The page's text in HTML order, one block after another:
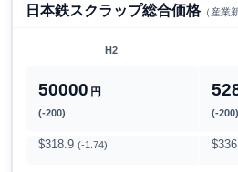
日本鉄スクラップ総合価格（産業
H2
50000 円
(-200) (-200)
$318.9 (-1.74)